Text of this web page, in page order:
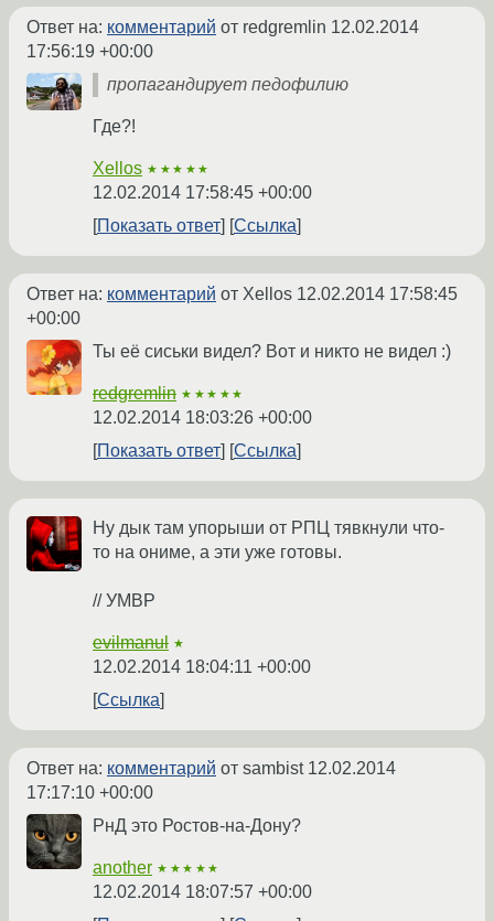
Ответ на: комментарий от redgremlin 12.02.2014
17:56:19 +00:00
пропагандирует педофилию
Где?!
Xellos ★★★★★
12.02.2014 17:58:45 +00:00
Показать ответ
Ссылка
Ответ на: комментарий от Xellos 12.02.2014 17:58:45
+00:00
Ты её сиськи видел? Вот и никто не видел :)
redgremlin ★★★★★
12.02.2014 18:03:26 +00:00
Показать ответ
Ссылка
Ну дык там упорыши от РПЦ тявкнули что-
то на ониме, а эти уже готовы.
// УМВР
evilmanul ★
12.02.2014 18:04:11 +00:00
Ссылка
Ответ на: комментарий от sambist 12.02.2014
17:17:10 +00:00
РнД это Ростов-на-Дону?
another ★★★★★
12.02.2014 18:07:57 +00:00